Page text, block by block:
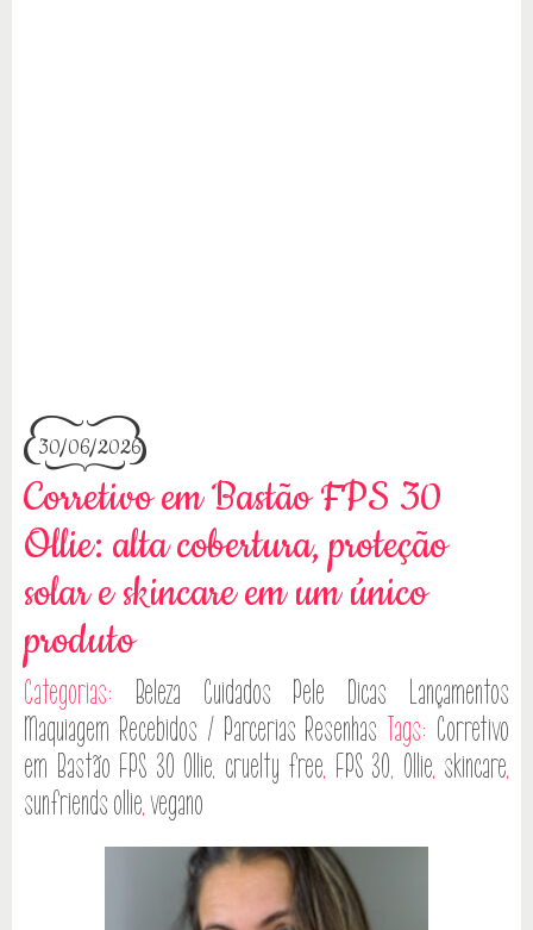
30/06/2026
Corretivo em Bastão FPS 30
Ollie: alta cobertura, proteção
solar e skincare em um único
produto
Categorias: Beleza Cuidados Pele Dicas
Lançamentos
Maquiagem Recebidos / Parcerias Resenhas Tags: Corretivo
em Bastão FPS 30 Ollie, cruelty free, FPS 30, Ollie, skincare,
sunfriends ollie,vegano